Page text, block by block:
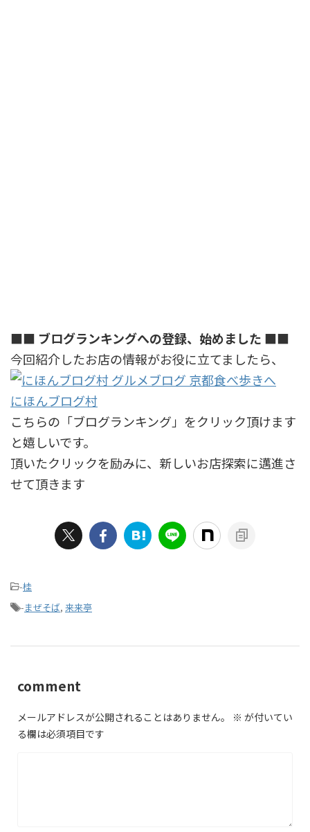
■■ ブログランキングへの登録、始めました ■■
今回紹介したお店の情報がお役に立てましたら、
にほんブログ村
こちらの「ブログランキング」をクリック頂けます
と嬉しいです。
頂いたクリックを励みに、新しいお店探索に邁進さ
せて頂きます
-桂
-まぜそば, 来来亭
comment
メールアドレスが公開されることはありません。 ※ が付いてい
る欄は必須項目です